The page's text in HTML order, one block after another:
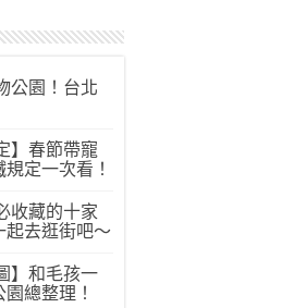
公園！台北
】春節帶寵
定一次看！
收藏的十家
起去逛街吧～
】和毛孩一
總整理！